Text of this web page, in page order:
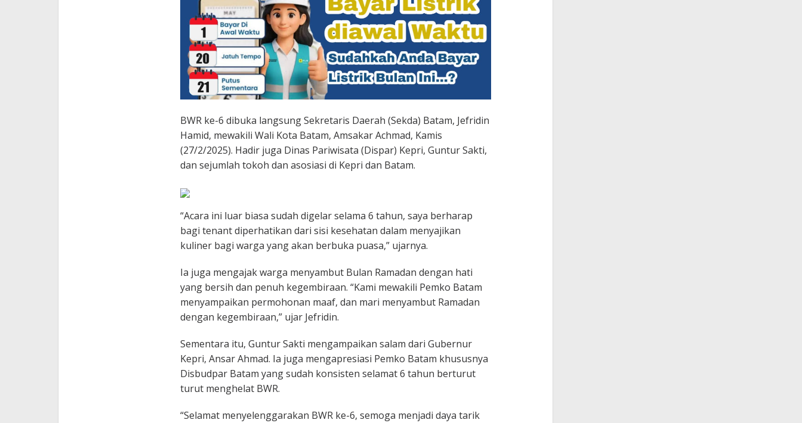
BWR ke-6 dibuka langsung Sekretaris Daerah (Sekda) Batam, Jefridin
Hamid, mewakili Wali Kota Batam, Amsakar Achmad, Kamis
(27/2/2025). Hadir juga Dinas Pariwisata (Dispar) Kepri, Guntur Sakti,
dan sejumlah tokoh dan asosiasi di Kepri dan Batam.
“Acara ini luar biasa sudah digelar selama 6 tahun, saya berharap
bagi tenant diperhatikan dari sisi kesehatan dalam menyajikan
kuliner bagi warga yang akan berbuka puasa,” ujarnya.
Ia juga mengajak warga menyambut Bulan Ramadan dengan hati
yang bersih dan penuh kegembiraan. “Kami mewakili Pemko Batam
menyampaikan permohonan maaf, dan mari menyambut Ramadan
dengan kegembiraan,” ujar Jefridin.
Sementara itu, Guntur Sakti mengampaikan salam dari Gubernur
Kepri, Ansar Ahmad. Ia juga mengapresiasi Pemko Batam khususnya
Disbudpar Batam yang sudah konsisten selamat 6 tahun berturut
turut menghelat BWR.
“Selamat menyelenggarakan BWR ke-6, semoga menjadi daya tarik